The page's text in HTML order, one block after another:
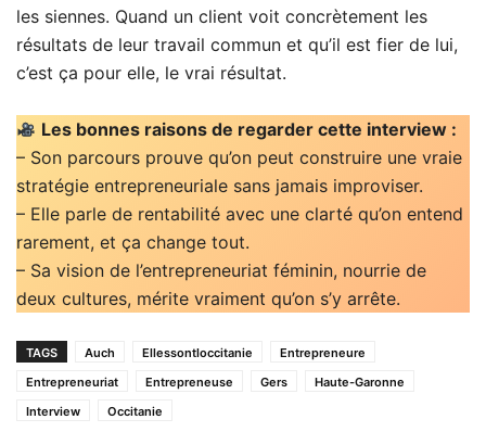
les siennes. Quand un client voit concrètement les
résultats de leur travail commun et qu’il est fier de lui,
c’est ça pour elle, le vrai résultat.
Les bonnes raisons de regarder cette interview :
– Son parcours prouve qu’on peut construire une vraie
stratégie entrepreneuriale sans jamais improviser.
– Elle parle de rentabilité avec une clarté qu’on entend
rarement, et ça change tout.
– Sa vision de l’entrepreneuriat féminin, nourrie de
deux cultures, mérite vraiment qu’on s’y arrête.
TAGS Auch Ellessontloccitanie
Entrepreneure
Entrepreneuriat
Entrepreneuse Gers
Haute-Garonne
Interview
Occitanie